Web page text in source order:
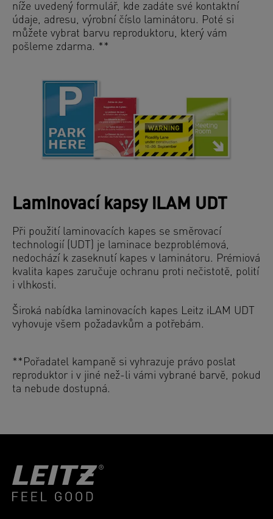
níže uvedený formulář, kde zadáte své kontaktní
údaje, adresu, výrobní číslo laminátoru. Poté si
můžete vybrat barvu reproduktoru, který vám
pošleme zdarma. **
Laminovací kapsy iLAM UDT
Při použití laminovacích kapes se směrovací
technologií (UDT) je laminace bezproblémová,
nedochází k zaseknutí kapes v laminátoru. Prémiová
kvalita kapes zaručuje ochranu proti nečistotě, polití
i vlhkosti.
Široká nabídka laminovacích kapes Leitz iLAM UDT
vyhovuje všem požadavkům a potřebám.
**Pořadatel kampaně si vyhrazuje právo poslat
reproduktor i v jiné než-li vámi vybrané barvě, pokud
ta nebude dostupná.